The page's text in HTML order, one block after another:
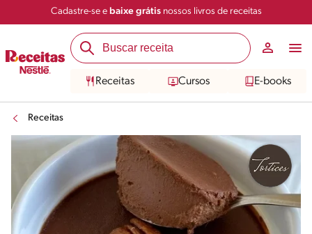
Cadastre-se e baixe grátisnossos livros de receitas
Receitas Cursos E-books
Receitas
Salvar Compartilhar